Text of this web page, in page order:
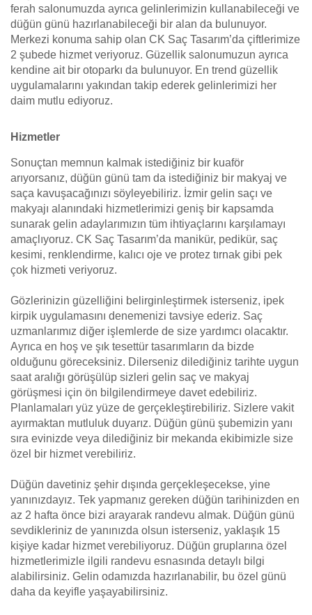
ferah salonumuzda ayrıca gelinlerimizin kullanabileceği ve
düğün günü hazırlanabileceği bir alan da bulunuyor.
Merkezi konuma sahip olan CK Saç Tasarım’da çiftlerimize
2 şubede hizmet veriyoruz. Güzellik salonumuzun ayrıca
kendine ait bir otoparkı da bulunuyor. En trend güzellik
uygulamalarını yakından takip ederek gelinlerimizi her
daim mutlu ediyoruz.
Hizmetler
Sonuçtan memnun kalmak istediğiniz bir kuaför
arıyorsanız, düğün günü tam da istediğiniz bir makyaj ve
saça kavuşacağınızı söyleyebiliriz. İzmir gelin saçı ve
makyajı alanındaki hizmetlerimizi geniş bir kapsamda
sunarak gelin adaylarımızın tüm ihtiyaçlarını karşılamayı
amaçlıyoruz. CK Saç Tasarım’da manikür, pedikür, saç
kesimi, renklendirme, kalıcı oje ve protez tırnak gibi pek
çok hizmeti veriyoruz.
Gözlerinizin güzelliğini belirginleştirmek isterseniz, ipek
kirpik uygulamasını denemenizi tavsiye ederiz. Saç
uzmanlarımız diğer işlemlerde de size yardımcı olacaktır.
Ayrıca en hoş ve şık tesettür tasarımların da bizde
olduğunu göreceksiniz. Dilerseniz dilediğiniz tarihte uygun
saat aralığı görüşülüp sizleri gelin saç ve makyaj
görüşmesi için ön bilgilendirmeye davet edebiliriz.
Planlamaları yüz yüze de gerçekleştirebiliriz. Sizlere vakit
ayırmaktan mutluluk duyarız. Düğün günü şubemizin yanı
sıra evinizde veya dilediğiniz bir mekanda ekibimizle size
özel bir hizmet verebiliriz.
Düğün davetiniz şehir dışında gerçekleşecekse, yine
yanınızdayız. Tek yapmanız gereken düğün tarihinizden en
az 2 hafta önce bizi arayarak randevu almak. Düğün günü
sevdikleriniz de yanınızda olsun isterseniz, yaklaşık 15
kişiye kadar hizmet verebiliyoruz. Düğün gruplarına özel
hizmetlerimizle ilgili randevu esnasında detaylı bilgi
alabilirsiniz. Gelin odamızda hazırlanabilir, bu özel günü
daha da keyifle yaşayabilirsiniz.